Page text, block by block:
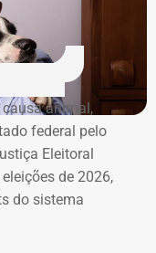
animal,
federal pelo
Eleitoral
de 2026,
do sistema